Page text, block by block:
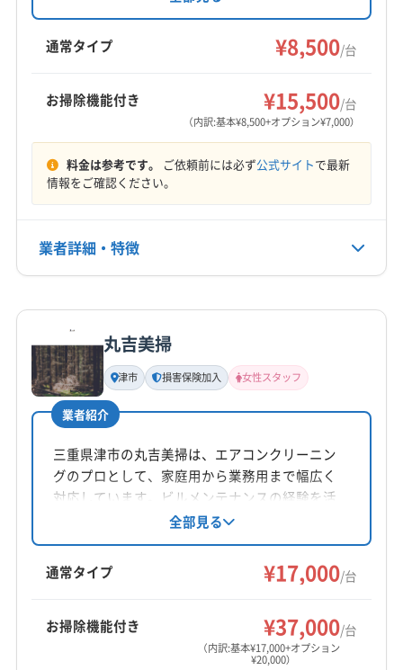
険にも加入済みです。消臭抗菌コートは無料。
9:00～19:00まで対応し、不定休です。
通常タイプ ¥8,500/台
お掃除機能付き ¥15,500/台
（内訳:基本¥8,500+オプション¥7,000）
料金は参考です。 ご依頼前には必ず公式サイトで最新
情報をご確認ください。
業者詳細・特徴
基本情報
代表者名
非公開
所在地
三重県鈴鹿市
対応地域
いなべ市 伊賀市
四日市市
松阪市 津市 名張市
鈴鹿市
員弁郡東員町
三重郡菰野町
丸吉美掃
津市 損害保険加入 女性スタッフ
業者紹介
三重県津市の丸吉美掃は、エアコンクリーニン
グのプロとして、家庭用から業務用まで幅広く
対応しています。ビルメンテナンスの経験を活
かし、エコ洗剤使用や損害保険加入で安心安全
を提供。女性スタッフ同行可能で、丁寧な作業
と明瞭な料金設定が魅力です。
全部見る
通常タイプ ¥17,000/台
お掃除機能付き ¥37,000/台
（内訳:基本¥17,000+オプション
¥20,000）